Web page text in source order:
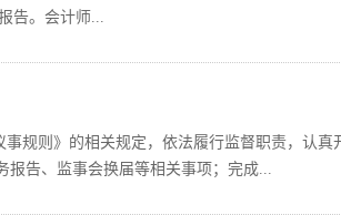
告。会计师...
规则》的相关规定，依法履行监督职责，认真
报告、监事会换届等相关事项；完成...